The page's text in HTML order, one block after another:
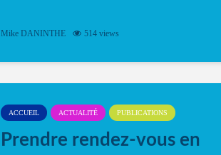
Mike DANINTHE 514 views
ACCUEIL ACTUALITÉ PUBLICATIONS
Prendre rendez-vous en